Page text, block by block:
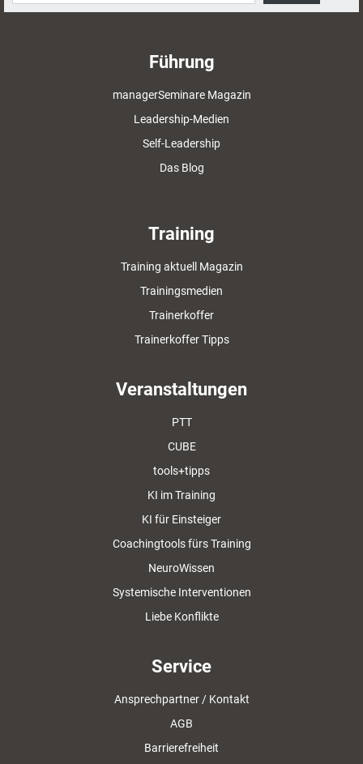
Führung
managerSeminare Magazin
Leadership-Medien
Self-Leadership
Das Blog
Training
Training aktuell Magazin
Trainingsmedien
Trainerkoffer
Trainerkoffer Tipps
Veranstaltungen
PTT
CUBE
tools+tipps
KI im Training
KI für Einsteiger
Coachingtools fürs Training
NeuroWissen
Systemische Interventionen
Liebe Konflikte
Service
Ansprechpartner / Kontakt
AGB
Barrierefreiheit